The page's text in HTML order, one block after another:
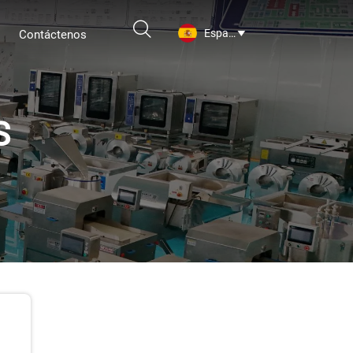
Contáctenos  Español